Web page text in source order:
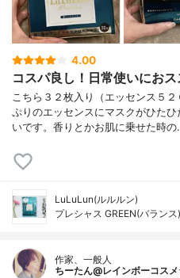
4.00
コスパ良し！日常使いにおス
こちら３２枚入り（エッセンス５
ぷりのエッセンスにマスクがひた
いです。香りとかお肌に乗せた時
LuLuLun(ルルルン)
プレシャス GREEN(バランス)
作家、一般人
ちーたん@レインボーコス